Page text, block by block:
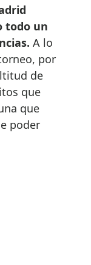
todo un
A lo
por
de
que
que
poder